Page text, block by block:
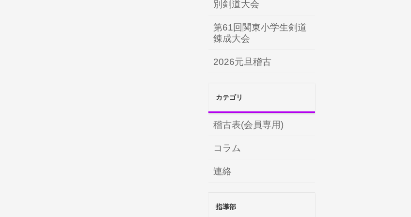
別剣道大会
第61回関東小学生剣道
錬成大会
2026元旦稽古
カテゴリ
稽古表(会員専用)
コラム
連絡
指導部